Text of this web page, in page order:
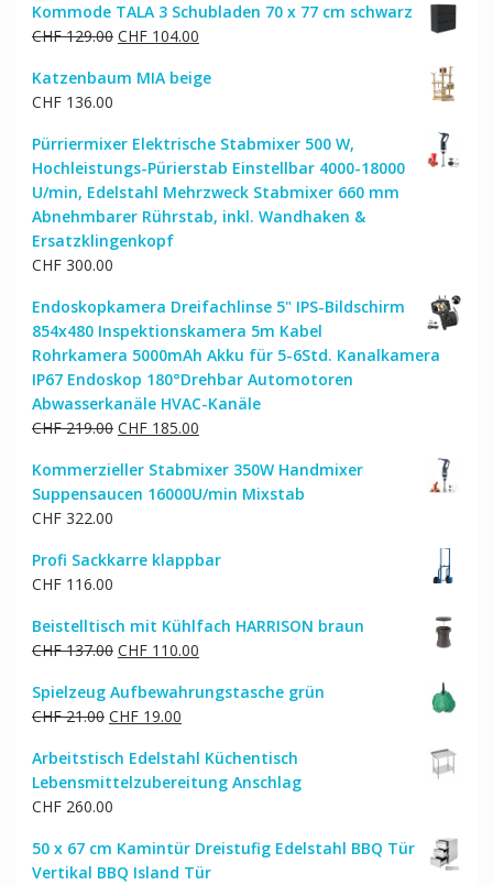
Kommode TALA 3 Schubladen 70 x 77 cm schwarz
CHF129.00 Ursprünglicher
war:
CHF104.00Aktueller
ist:
Katzenbaum MIA beige
CHF136.00
Pürriermixer Elektrische Stabmixer 500 W,
Hochleistungs-Pürierstab Einstellbar 4000-18000
U/min, Edelstahl Mehrzweck Stabmixer 660 mm
Abnehmbarer Rührstab, inkl. Wandhaken &
Ersatzklingenkopf
CHF300.00
Endoskopkamera Dreifachlinse 5" IPS-Bildschirm
854x480 Inspektionskamera 5m Kabel
Rohrkamera 5000mAh Akku für 5-6Std. Kanalkamera
IP67 Endoskop 180°Drehbar Automotoren
Abwasserkanäle HVAC-Kanäle
CHF219.00 Ursprünglicher
war:
CHF 219.00
CHF185.00Aktueller
ist:
CHF 185.00.
Kommerzieller Stabmixer 350W Handmixer
Suppensaucen 16000U/min Mixstab
CHF322.00
Profi Sackkarre klappbar
CHF116.00
Beistelltisch mit Kühlfach HARRISON braun
CHF137.00 Ursprünglicher
war:
CHF 137.00
CHF110.00Aktueller
ist:
Spielzeug Aufbewahrungstasche grün
CHF21.00 Ursprünglicher
war:
CHF 21.00
CHF19.00Aktueller
ist:
CHF 19.00.
Arbeitstisch Edelstahl Küchentisch
Lebensmittelzubereitung Anschlag
CHF260.00
50 x 67 cm Kamintür Dreistufig Edelstahl BBQ Tür
Vertikal BBQ Island Tür